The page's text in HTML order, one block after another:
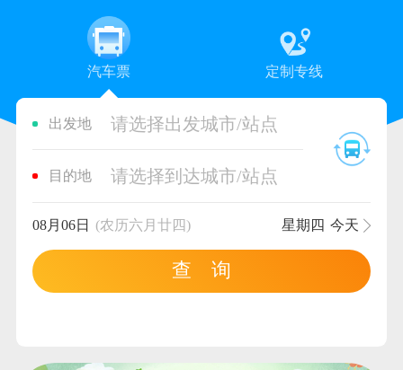
汽车票 定制专线
出发地 请选择出发城市/站点
目的地 请选择到达城市/站点
08月06日 (农历六月廿四) 星期四 今天
查 询